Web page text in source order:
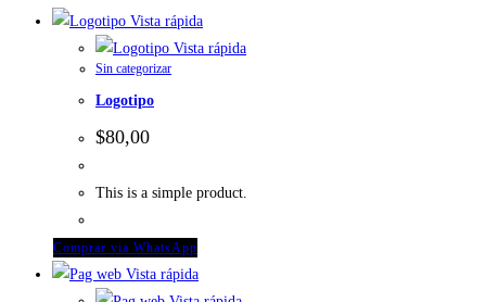
Vista rápida
Vista rápida
Sin categorizar
Logotipo
$80,00
This is a simple product.
Comprar via WhatsApp
Vista rápida